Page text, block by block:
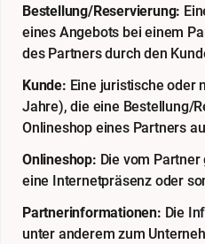
Bestellung/Reservierung:
eines Angebots bei einem
des Partners durch den
Kunde: Eine juristische oder
Jahre), die eine Bestellung/
Onlineshop eines Partners
Onlineshop: Die vom
eine Internetpräsenz oder
Partnerinformationen: Die
unter anderem zum